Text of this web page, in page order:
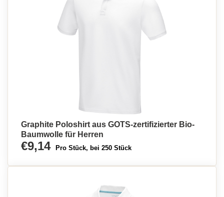
Graphite Poloshirt aus GOTS-zertifizierter Bio-
Baumwolle für Herren
€9,14 Pro Stück, bei 250 Stück